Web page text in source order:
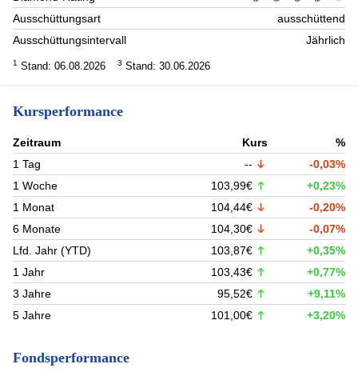
Ausschüttungsart
ausschüttend
Ausschüttungsintervall
Jährlich
1 Stand: 06.08.2026 3 Stand: 30.06.2026
Kursperformance
Zeitraum Kurs
%
1 Tag
--
-0,03%
1 Woche
103,99€
+0,23%
1 Monat
104,44€
-0,20%
6 Monate
104,30€
-0,07%
Lfd. Jahr (YTD)
103,87€
+0,35%
1 Jahr
103,43€
+0,77%
3 Jahre
95,52€
+9,11%
5 Jahre
101,00€ +3,20%
Fondsperformance